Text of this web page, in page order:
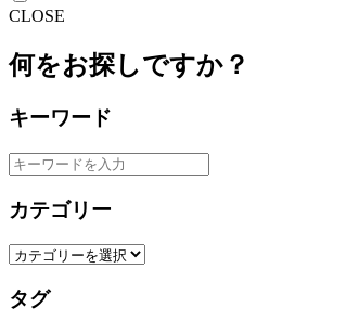
CLOSE
何をお探しですか？
キーワード
カテゴリー
タグ